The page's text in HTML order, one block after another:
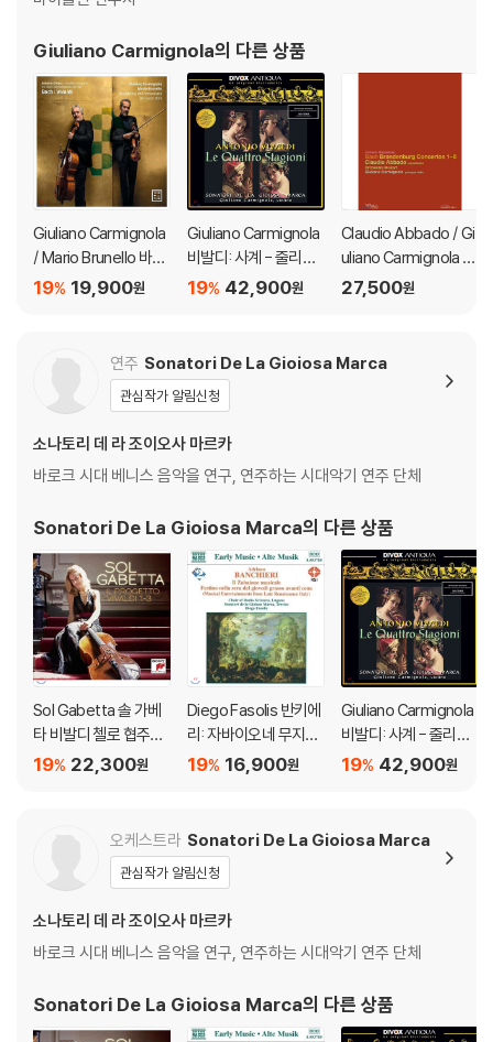
Giuliano Carmignola의 다른 상품
Giuliano Carmignola
/ Mario Brunello 바흐
/ 비발디: 2대의 바이올
19,900원
19%
Giuliano Carmignola
비발디: 사계 - 줄리아
노 카르미뇰라 (Vival
42,900원
19%
Claudio Abbado / Gi
uliano Carmignola 바
흐: 브란덴부르크 협주
27,500원
연주 Sonatori De La Gioiosa Marca
관심작가 알림신청
소나토리 데 라 조이오사 마르카
바로크 시대 베니스 음악을 연구, 연주하는 시대악기 연주 단체
Sonatori De La Gioiosa Marca의 다른 상품
Sol Gabetta 솔 가베
타 비발디 첼로 협주곡
집 - 3CD 합본 (Il Prog
22,300원
19%
Diego Fasolis 반키에
리: 자바이오네 무지칼
레 - 후기 르네상스의
Zabaione Musicale)
16,900원
19%
Giuliano Carmignola
비발디: 사계 - 줄리아
노 카르미뇰라 (Vival
42,900원
19%
오케스트라 Sonatori De La Gioiosa Marca
관심작가 알림신청
소나토리 데 라 조이오사 마르카
바로크 시대 베니스 음악을 연구, 연주하는 시대악기 연주 단체
Sonatori De La Gioiosa Marca의 다른 상품